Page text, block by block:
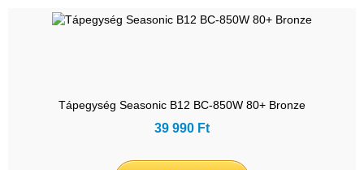
Tápegység Seasonic B12 BC-850W 80+ Bronze
39 990 Ft